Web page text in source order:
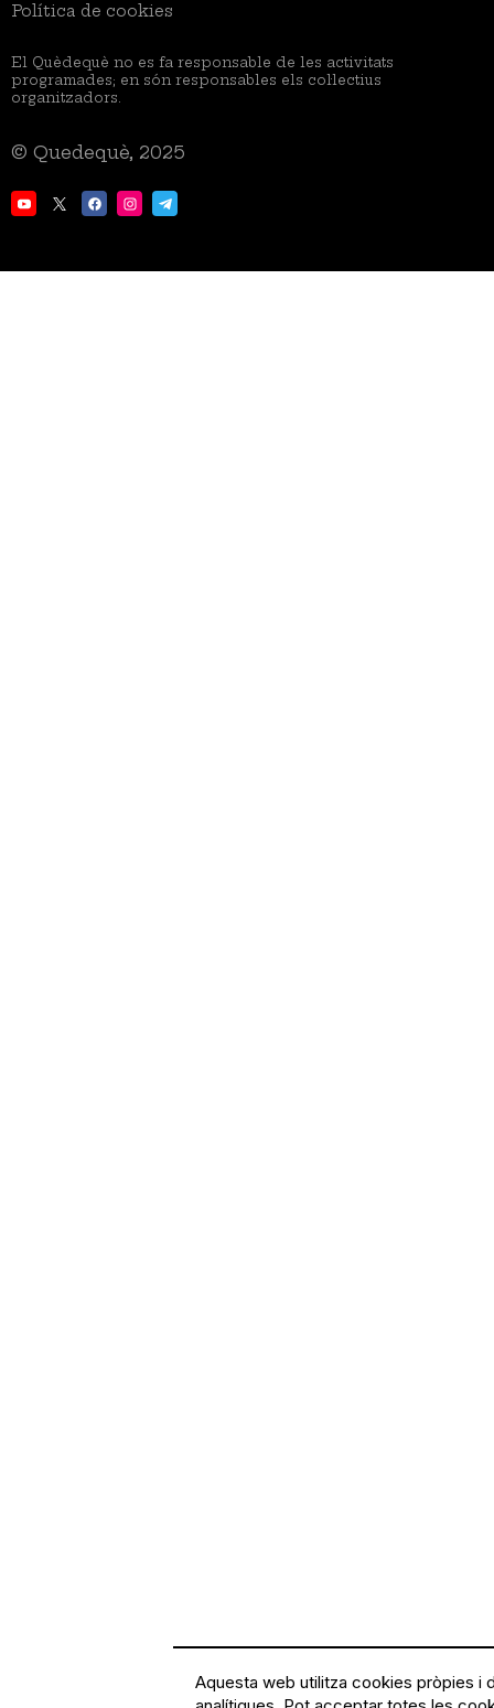
Política de cookies
El Quèdequè no es fa responsable de les activitats
programades; en són responsables els col·lectius
organitzadors.
© Quedequè, 2025
Aquesta web utilitza cookies pròpies i